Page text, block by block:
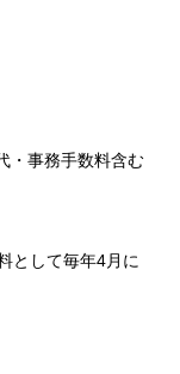
・事務手数料含む
として毎年4月に